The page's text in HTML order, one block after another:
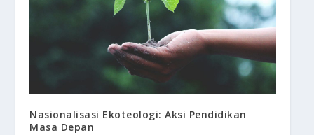
Nasionalisasi Ekoteologi: Aksi Pendidikan
Masa Depan